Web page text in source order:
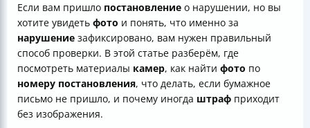
Какая информация обычно есть на фото и в данных к
штрафу
Как фотоматериалы помогают в обжаловании
штрафов
Что делать, если штраф пришёл без фотографии
Как проверить штрафы с фото по номеру
постановления: пошаговый порядок
Камера вместо инспектора: почему это влияет на
Если вам пришло постановление о нарушении, но вы
хотите увидеть фото и понять, что именно за
нарушение зафиксировано, вам нужен правильный
способ проверки. В этой статье разберём, где
посмотреть материалы камер, как найти фото по
номеру постановления, что делать, если бумажное
письмо не пришло, и почему иногда штраф приходит
без изображения.